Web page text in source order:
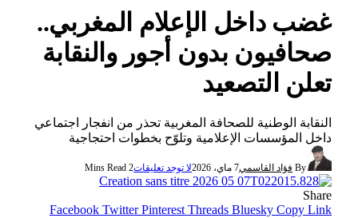
غضب داخل الإعلام المغربي..
صحافيون بدون أجور والنقابة
تعلن التصعيد
النقابة الوطنية للصحافة المغربية تحذر من انفجار اجتماعي
داخل المؤسسات الإعلامية وتلوّح بخطوات احتجاجية
By فؤاد القاسمي7 ماي، 2026 لا توجد تعليقات2 Mins Read
Share
Facebook Twitter Pinterest Threads Bluesky Copy Link